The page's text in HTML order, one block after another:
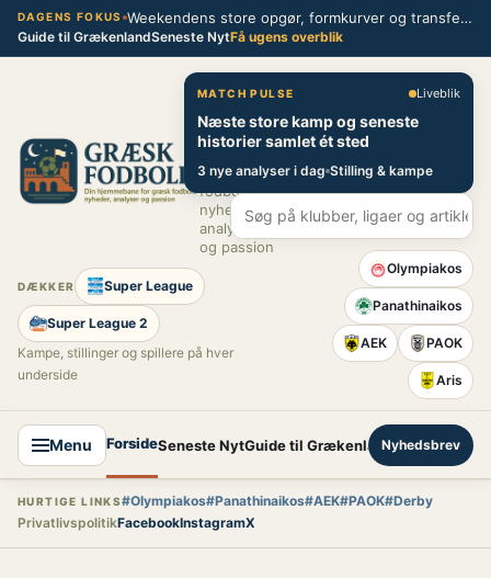
Spring
DAGENS FOKUS Weekendens store opgør, formkurver og transferblik fra græsk fodbold
Guide til GrækenlandSeneste NytFå ugens overblik
Græsk Fodbold
Din
hjemmebane
for græsk
fodbold –
nyheder,
analyser
og passion
DÆKKER Super League
Super League 2
Kampe, stillinger og spillere på hver
underside
MATCH PULSE Liveblik
Næste store kamp og seneste
historier samlet ét sted
3 nye analyser i dag Stilling & kampe
Olympiakos
Panathinaikos
AEK PAOK
Aris
Menu ForsideSeneste NytGuide til GrækenlandSuper League
Nyhedsbrev
HURTIGE LINKS#Olympiakos#Panathinaikos#AEK#PAOK#Derby
PrivatlivspolitikFacebookInstagramX